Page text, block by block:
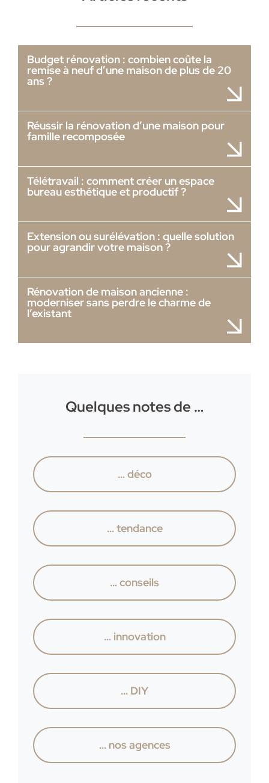
Budget rénovation : combien coûte la
remise à neuf d’une maison de plus de 20
ans ?
Réussir la rénovation d’une maison pour
famille recomposée
Télétravail : comment créer un espace
bureau esthétique et productif ?
Extension ou surélévation : quelle solution
pour agrandir votre maison ?
Rénovation de maison ancienne :
moderniser sans perdre le charme de
l’existant
Quelques notes de …
… déco
… tendance
… conseils
… innovation
… DIY
… nos agences